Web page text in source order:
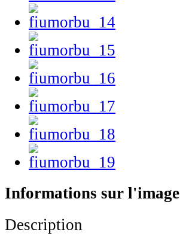
Informations sur l'image
Description